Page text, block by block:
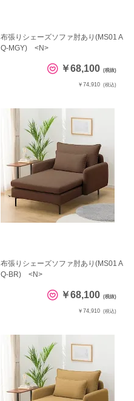
布張りシェーズソファ肘あり(MS01 A
Q-MGY) <N>
￥68,100 (税抜)
￥74,910 (税込)
布張りシェーズソファ肘あり(MS01 A
Q-BR) <N>
￥68,100 (税抜)
￥74,910 (税込)